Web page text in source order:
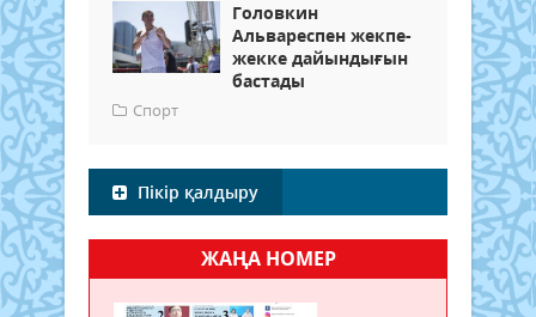
Головкин
Альвареспен жекпе-
жекке дайындығын
бастады
Спорт
Пікір қалдыру
ЖАҢА НОМЕР